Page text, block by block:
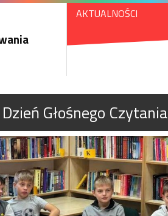
AKTUALNOŚCI
Głośnego Czytania